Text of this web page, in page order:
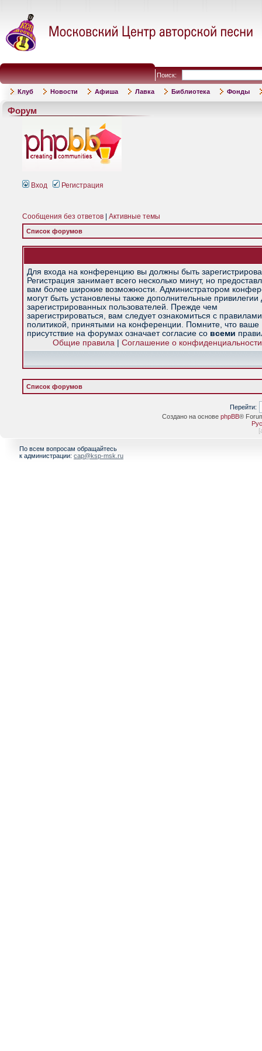
Поиск:
Клуб Новости Афиша Лавка Библиотека Фонды
Форум
Вход Регистрация
Сообщения без ответов Активные темы
Список форумов
Для входа на конференцию вы должны быть
Регистрация занимает всего несколько минут, но
вам более широкие возможности. Администратором
могут быть установлены также дополнительные привилегии
зарегистрированных пользователей. Прежде чем
зарегистрироваться, вам следует ознакомиться с
политикой, принятыми на конференции. Помните, что ваше
присутствие на форумах означает согласие со всеми
Общие правила| Соглашение о конфиденциальности
Список форумов
Перейти:
Создано на основе phpBB®
[
По всем вопросам обращайтесь
к администрации: cap@ksp-msk.ru